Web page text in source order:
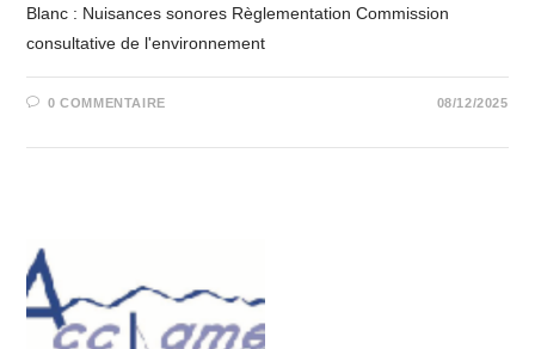
Blanc : Nuisances sonores Règlementation Commission
consultative de l'environnement
0 COMMENTAIRE 08/12/2025